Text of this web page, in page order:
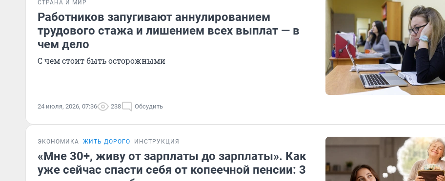
СТРАНА И МИР
Работников запугивают аннулированием
трудового стажа и лишением всех выплат — в
чем дело
С чем стоит быть осторожными
24 июля, 2026, 07:36 238 Обсудить
ЭКОНОМИКА ЖИТЬ ДОРОГО ИНСТРУКЦИЯ
«Мне 30+, живу от зарплаты до зарплаты». Как
уже сейчас спасти себя от копеечной пенсии: 3